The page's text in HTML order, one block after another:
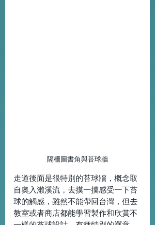
隔柵圖書角與苔球牆
走道後面是很特別的苔球牆，概念取
自奧入瀨溪流，去摸一摸感受一下苔
球的觸感，雖然不能帶回台灣，但去
教室或者商店都能學習製作和欣賞不